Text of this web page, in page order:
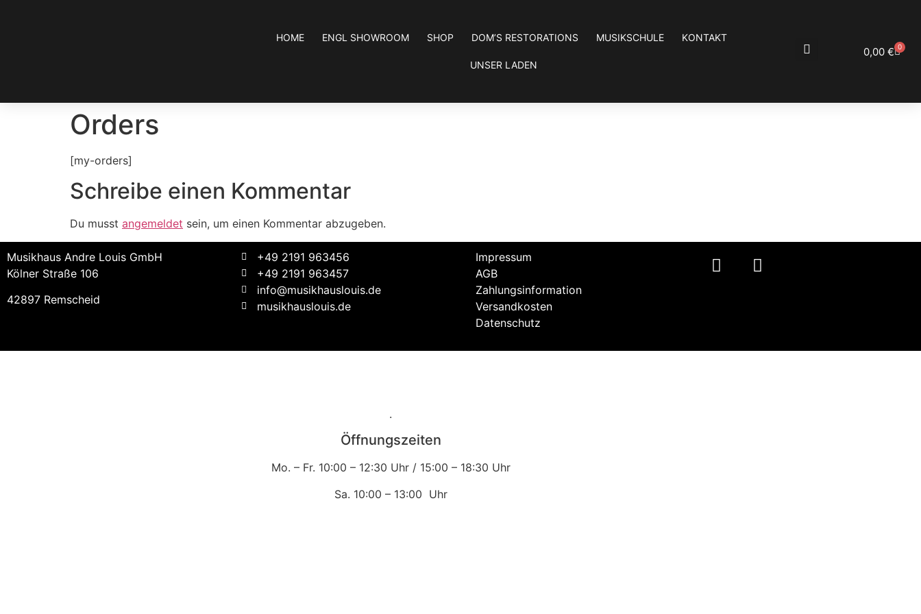
HOME ENGL SHOWROOM SHOP DOM’S RESTORATIONS MUSIKSCHULE KONTAKT
UNSER LADEN
0,00€ 0
Orders
[my-orders]
Schreibe einen Kommentar
Du musst angemeldet sein, um einen Kommentar abzugeben.
Musikhaus Andre Louis GmbH
Kölner Straße 106
42897 Remscheid
+49 2191 963456
+49 2191 963457
info@musikhauslouis.de
musikhauslouis.de
Impressum
AGB
Zahlungsinformation
Versandkosten
Datenschutz
.
Öffnungszeiten
Mo. – Fr. 10:00 – 12:30 Uhr / 15:00 – 18:30 Uhr
Sa. 10:00 – 13:00 Uhr